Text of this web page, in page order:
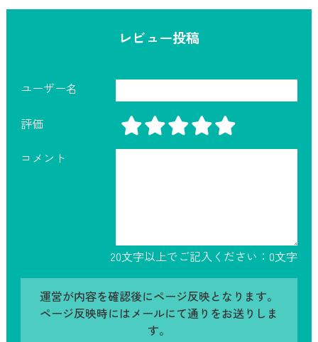
レビュー投稿
ユーザー名
評価
コメント
20文字以上でご記入ください： 0文字
運営が内容を確認後にページ反映となります。
ページ反映時にはメールにて通りをお送りしま
す。